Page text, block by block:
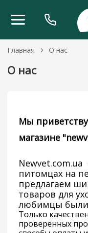
Главная О нас
О нас
Мы
магазине
Newvet.com.ua
питомцах на
предлагаем
товаров для
любимцы были
Только
проверенных